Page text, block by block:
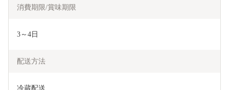
消費期限/賞味期限
3～4日
配送方法
冷蔵配送